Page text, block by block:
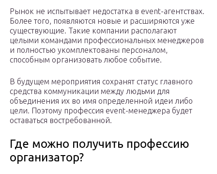
Рынок не испытывает недостатка в event-агентствах.
Более того, появляются новые и расширяются уже
существующие. Такие компании располагают
целыми командами профессиональных менеджеров
и полностью укомплектованы персоналом,
способным организовать любое событие.
В будущем мероприятия сохранят статус главного
средства коммуникации между людьми для
объединения их во имя определенной идеи либо
цели. Поэтому профессия event-менеджера будет
оставаться востребованной.
Где можно получить профессию
организатор?